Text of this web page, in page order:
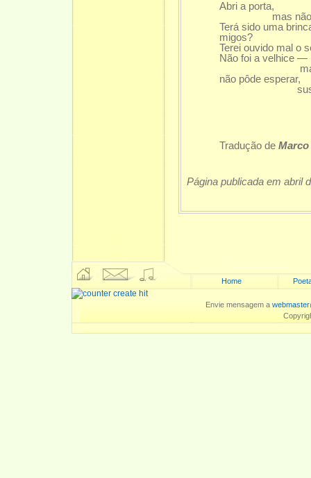
Abri a porta,
mas não
Terá sido uma
migos?
Terei ouvido mal o
Não foi a velhice —
mas a
não pôde esperar,
Tradução de
Página publicada em abril
Home
Envie mensagem a